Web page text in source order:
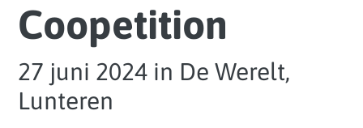
Coopetition
27 juni 2024 in De Werelt,
Lunteren